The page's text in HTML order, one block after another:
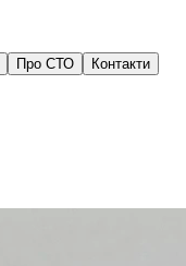
Про СТО Контакти